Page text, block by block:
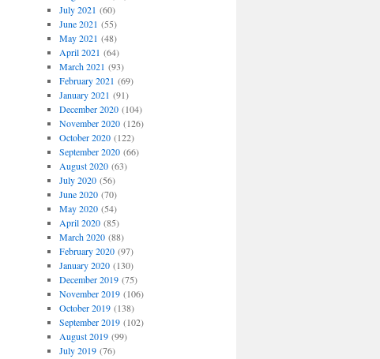
July 2021 (60)
June 2021 (55)
May 2021 (48)
April 2021 (64)
March 2021 (93)
February 2021 (69)
January 2021 (91)
December 2020(104)
November 2020(126)
October 2020(122)
September 2020(66)
August 2020(63)
July 2020(56)
June 2020(70)
May 2020(54)
April 2020(85)
March 2020(88)
February 2020(97)
January 2020(130)
December 2019(75)
November 2019(106)
October 2019(138)
September 2019(102)
August 2019(99)
July 2019(76)